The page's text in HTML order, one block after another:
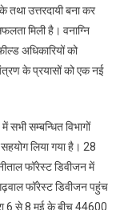
उत्तरदायी बना कर
मिली है। वनाग्नि
अधिकारियों को
के प्रयासों को एक नई
सभी सम्बन्धित विभागों
लिया गया है। 28
फॉरेस्ट डिवीजन में
फॉरेस्ट डिवीजन पहुंच
6 से 8 मई के बीच 44600